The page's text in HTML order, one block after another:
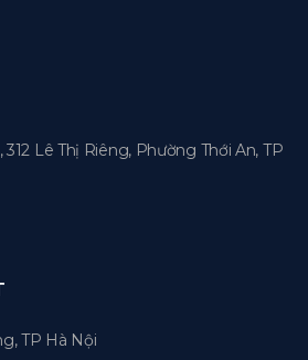
312 Lê Thị Riêng, Phường Thới An, TP
TP Hà Nội